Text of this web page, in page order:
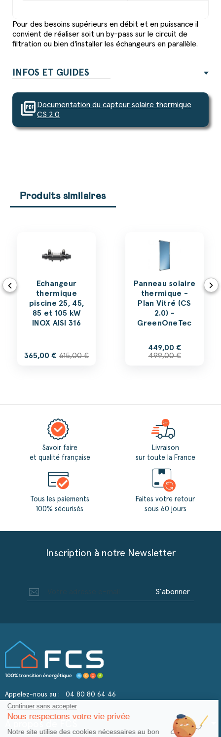
Pour des besoins supérieurs en débit et en puissance il
convient de réaliser soit un by-pass sur le circuit de
filtration ou bien d'installer les échangeurs en parallèle.
INFOS ET GUIDES
picture_as_pdf Documentation du capteur solaire thermique
CS 2.0
Produits similaires
Echangeur
thermique
piscine 25, 45,
85 et 105 kW
INOX AISI 316
365,00 € 615,00 €
Panneau solaire
thermique -
Plan Vitré (CS
2.0) -
GreenOneTec
449,00 €
499,00 €
Savoir faire
et qualité française
Tous les paiements
100% sécurisés
Livraison
sur toute la France
Faites votre retour
sous 60 jours
Inscription à notre Newsletter
S’abonner
Appelez-nous au : 04 80 80 64 46
A propos de FCS
Continuer sans accepter
Nous respectons votre vie privée
Notre site utilise des cookies nécessaires au bon